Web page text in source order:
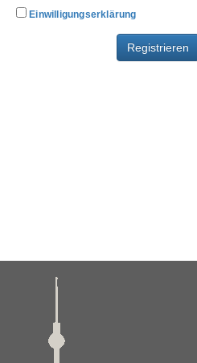
Einwilligungserklärung